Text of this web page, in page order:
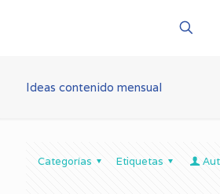
Ideas contenido mensual
Categorías Etiquetas